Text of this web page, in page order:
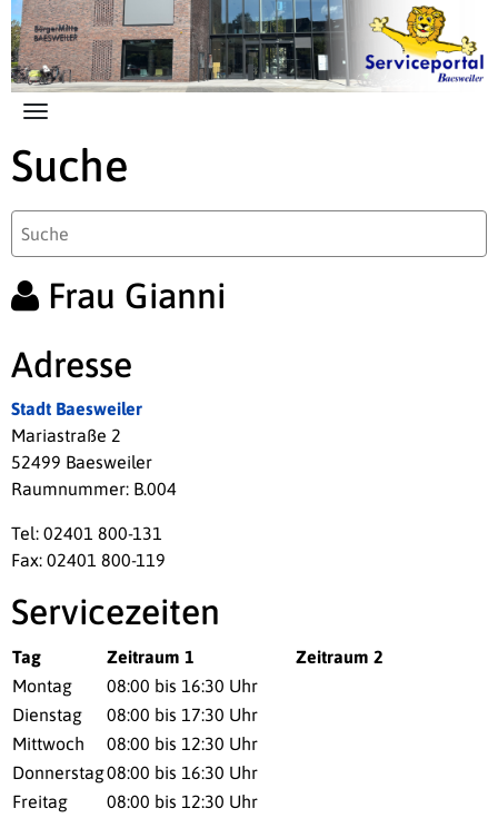
Zum Hauptinhalt springen
Suche
Frau Gianni
Adresse
Stadt Baesweiler
Mariastraße 2
52499 Baesweiler
Raumnummer: B.004
Tel: 02401 800-131
Fax: 02401 800-119
Servicezeiten
Tag Zeitraum 1
Zeitraum 2
Montag
08:00 bis 16:30 Uhr
Dienstag
08:00 bis 17:30 Uhr
Mittwoch
08:00 bis 12:30 Uhr
Donnerstag08:00 bis 16:30 Uhr
Freitag
08:00 bis 12:30 Uhr